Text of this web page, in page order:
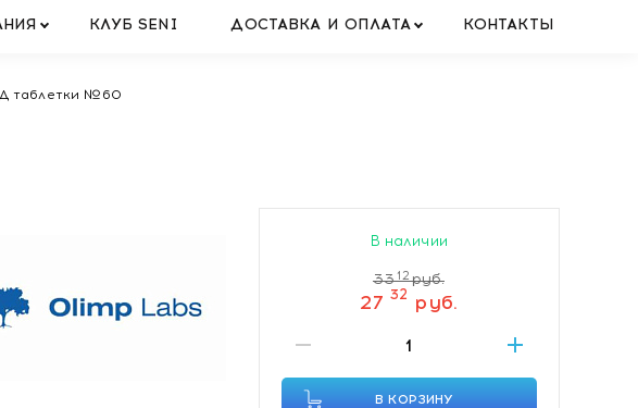
КЛУБ SENI ДОСТАВКА И ОПЛАТА КОНТАКТЫ
таблетки №60
В наличии
3312 руб.
27 32 руб.
В КОРЗИНУ